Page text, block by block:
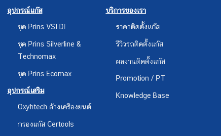
อุปกรณ์แก๊ส
ชุด Prins VSI DI
ชุด Prins Silverline &
Technomax
ชุด Prins Ecomax
อุปกรณ์เสริม
Oxyhtech ล้างเครืองยนต์
กรองแก๊ส Certools
บริการของเรา
ราคาติดตั้งแก๊ส
รีวิวรถติดตั้งแก๊ส
ผลงานติดตั้งแก๊ส
Promotion / PT
Knowledge Base